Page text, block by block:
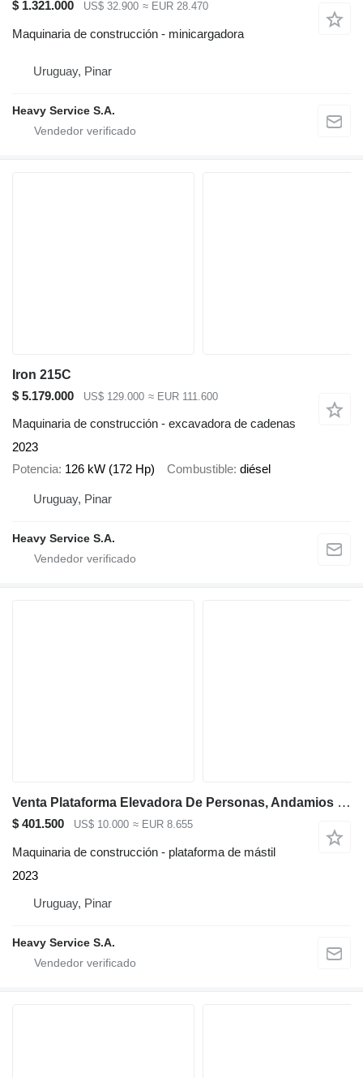
$ 1.321.000 US$ 32.900 ≈ EUR 28.470
Maquinaria de construcción - minicargadora
Uruguay, Pinar
Heavy Service S.A.
Iron 215C
$ 5.179.000
US$ 129.000 ≈ EUR 111.600
Maquinaria de construcción - excavadora de cadenas
2023
Potencia 126 kW (172 Hp) Combustible diésel
Uruguay, Pinar
Heavy Service S.A.
Venta Plataforma Elevadora De Personas, Andamios Electrico
$ 401.500 US$ 10.000 ≈ EUR 8.655
Maquinaria de construcción - plataforma de mástil
2023
Uruguay, Pinar
Heavy Service S.A.